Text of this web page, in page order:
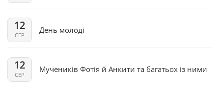
12
СЕР
День молоді
12
СЕР
Мучеників Фотія й Анкити та багатьох із ними